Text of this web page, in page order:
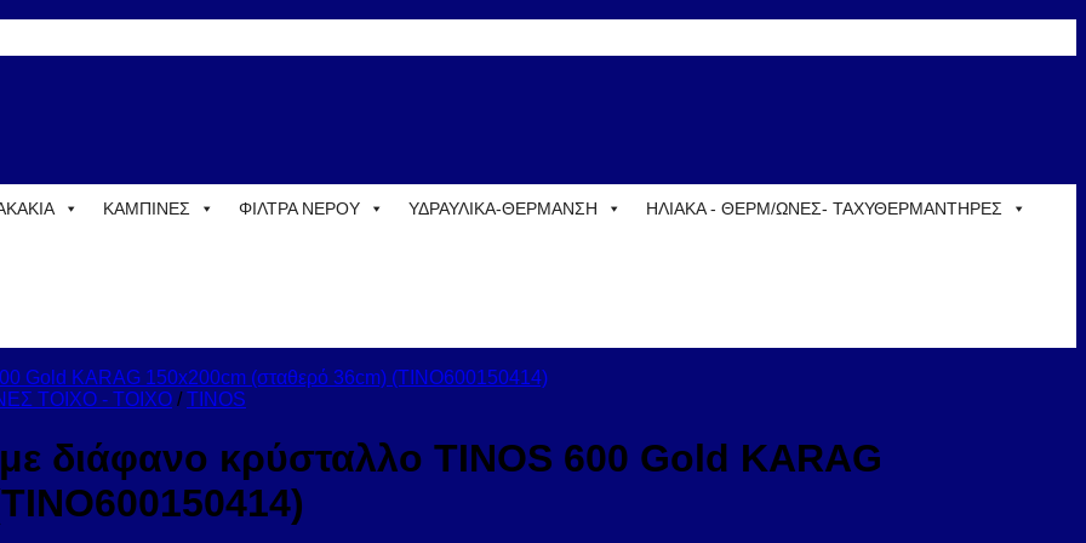
ΚΑΜΠΙΝΕΣ ΦΙΛΤΡΑ ΝΕΡΟΥ ΥΔΡΑΥΛΙΚΑ-ΘΕΡΜΑΝΣΗ ΗΛΙΑΚΑ - ΘΕΡΜ/ΩΝΕΣ- ΤΑΧΥΘΕΡΜΑΝΤΗΡΕΣ
ΤΟΙΧΟ - ΤΟΙΧΟ / TINOS
διάφανο κρύσταλλο TINOS 600 Gold KARAG